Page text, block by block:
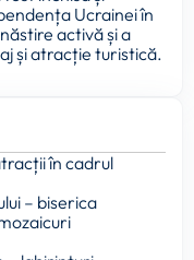
Ucrainei în
activă și a
și atracție turistică.
în cadrul
– biserica